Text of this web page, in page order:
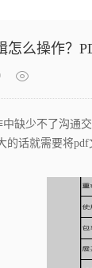
怎么操作？
少不了沟通交
的话就需要将